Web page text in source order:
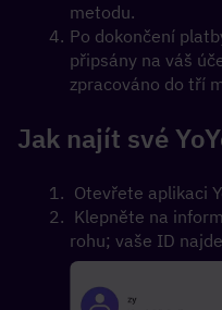
metodu.
Po dokončení
připsány na váš
zpracováno do tří
Jak najít své
Otevřete aplikaci
Klepněte na
rohu; vaše ID